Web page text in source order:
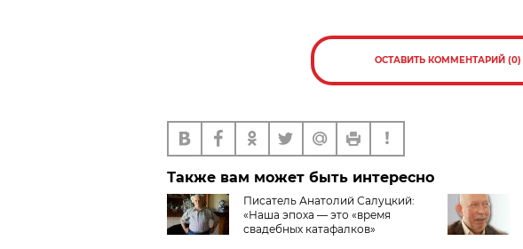
ОСТАВИТЬ КОММЕНТАРИЙ (0)
Также вам может быть интересно
Писатель Анатолий Салуцкий:
«Наша эпоха — это «время
свадебных катафалков»